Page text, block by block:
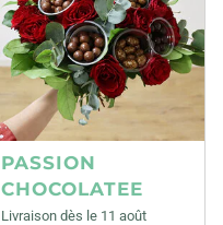
PASSION
CHOCOLATEE
Livraison dès le 11 août